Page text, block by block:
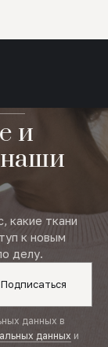
и
какие ткани
к новым
делу.
Подписаться
данных в
данных и